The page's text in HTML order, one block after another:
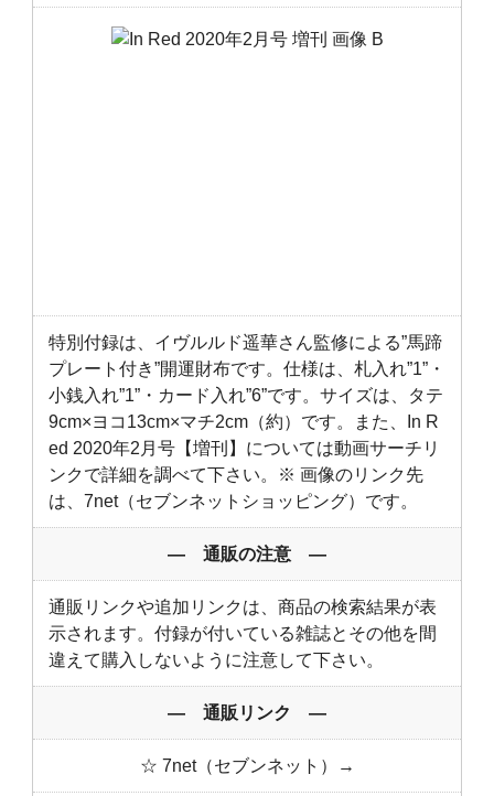
特別付録は、イヴルルド遥華さん監修による”馬蹄
プレート付き”開運財布です。仕様は、札入れ”1”・
小銭入れ”1”・カード入れ”6”です。サイズは、タテ
9cm×ヨコ13cm×マチ2cm（約）です。また、In R
ed 2020年2月号【増刊】については動画サーチリ
ンクで詳細を調べて下さい。※ 画像のリンク先
は、7net（セブンネットショッピング）です。
― 通販の注意 ―
通販リンクや追加リンクは、商品の検索結果が表
示されます。付録が付いている雑誌とその他を間
違えて購入しないように注意して下さい。
― 通販リンク ―
☆ 7net（セブンネット）→